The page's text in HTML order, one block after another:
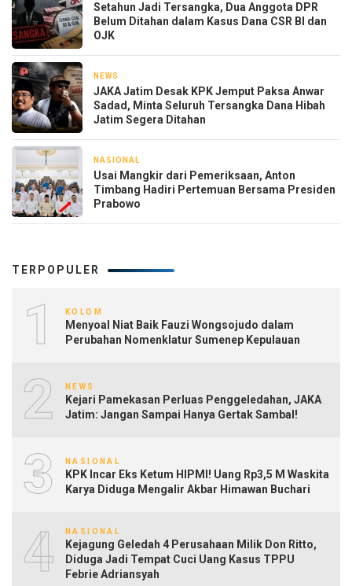
Setahun Jadi Tersangka, Dua Anggota DPR
Belum Ditahan dalam Kasus Dana CSR BI dan
OJK
NEWS
JAKA Jatim Desak KPK Jemput Paksa Anwar
Sadad, Minta Seluruh Tersangka Dana Hibah
Jatim Segera Ditahan
NASIONAL
Usai Mangkir dari Pemeriksaan, Anton
Timbang Hadiri Pertemuan Bersama Presiden
Prabowo
TERPOPULER
1 KOLOM
Menyoal Niat Baik Fauzi Wongsojudo dalam
Perubahan Nomenklatur Sumenep Kepulauan
2 NEWS
Kejari Pamekasan Perluas Penggeledahan, JAKA
Jatim: Jangan Sampai Hanya Gertak Sambal!
3 NASIONAL
KPK Incar Eks Ketum HIPMI! Uang Rp3,5 M Waskita
Karya Diduga Mengalir Akbar Himawan Buchari
4 NASIONAL
Kejagung Geledah 4 Perusahaan Milik Don Ritto,
Diduga Jadi Tempat Cuci Uang Kasus TPPU
Febrie Adriansyah